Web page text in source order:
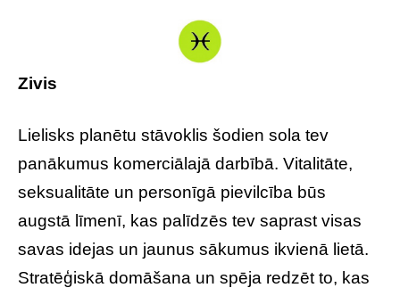
Zivis
Lielisks planētu stāvoklis šodien sola tev
panākumus komerciālajā darbībā. Vitalitāte,
seksualitāte un personīgā pievilcība būs
augstā līmenī, kas palīdzēs tev saprast visas
savas idejas un jaunus sākumus ikvienā lietā.
Stratēģiskā domāšana un spēja redzēt to, kas